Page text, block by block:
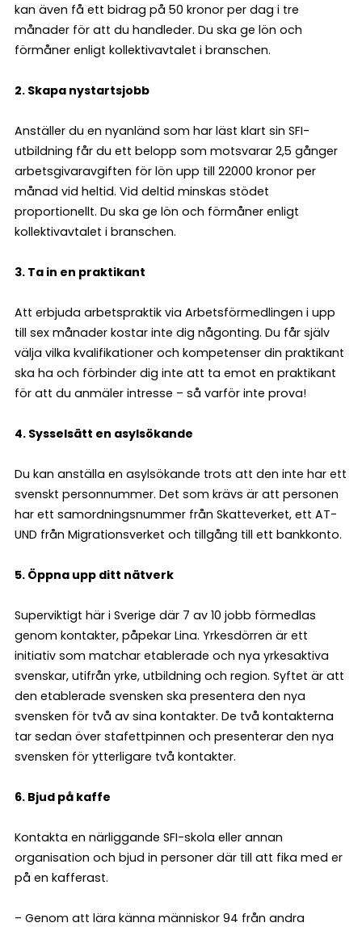
kan även få ett bidrag på 50 kronor per dag i tre
månader för att du handleder. Du ska ge lön och
förmåner enligt kollektivavtalet i branschen.
2. Skapa nystartsjobb
Anställer du en nyanländ som har läst klart sin SFI-
utbildning får du ett belopp som motsvarar 2,5 gånger
arbetsgivaravgiften för lön upp till 22000 kronor per
månad vid heltid. Vid deltid minskas stödet
proportionellt. Du ska ge lön och förmåner enligt
kollektivavtalet i branschen.
3. Ta in en praktikant
Att erbjuda arbetspraktik via Arbetsförmedlingen i upp
till sex månader kostar inte dig någonting. Du får själv
välja vilka kvalifikationer och kompetenser din praktikant
ska ha och förbinder dig inte att ta emot en praktikant
för att du anmäler intresse – så varför inte prova!
4. Sysselsätt en asylsökande
Du kan anställa en asylsökande trots att den inte har ett
svenskt personnummer. Det som krävs är att personen
har ett samordningsnummer från Skatteverket, ett AT-
UND från Migrationsverket och tillgång till ett bankkonto.
5. Öppna upp ditt nätverk
Superviktigt här i Sverige där 7 av 10 jobb förmedlas
genom kontakter, påpekar Lina. Yrkesdörren är ett
initiativ som matchar etablerade och nya yrkesaktiva
svenskar, utifrån yrke, utbildning och region. Syftet är att
den etablerade svensken ska presentera den nya
svensken för två av sina kontakter. De två kontakterna
tar sedan över stafettpinnen och presenterar den nya
svensken för ytterligare två kontakter.
6. Bjud på kaffe
Kontakta en närliggande SFI-skola eller annan
organisation och bjud in personer där till att fika med er
på en kafferast.
– Genom att lära känna människor 94 från andra